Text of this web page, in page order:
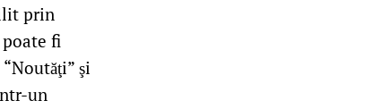
prin
fi
şi
un